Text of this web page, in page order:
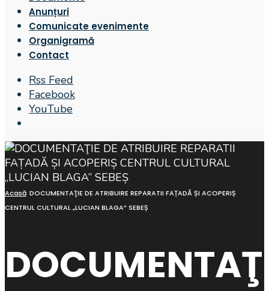
Anunțuri
Comunicate evenimente
Organigramă
Contact
Rss Feed
Facebook
YouTube
Search
Window
Acasă DOCUMENTAŢIE DE ATRIBUIRE REPARATII FAȚADĂ ȘI ACOPERIȘ
CENTRUL CULTURAL „LUCIAN BLAGA” SEBEȘ